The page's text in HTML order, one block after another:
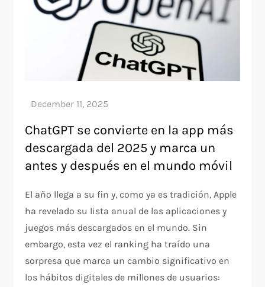
ChatGPT se convierte en la app más
descargada del 2025 y marca un
antes y después en el mundo móvil
El año llega a su fin y, como ya es tradición, Apple
ha revelado su lista anual de las aplicaciones y
juegos más descargados en el mundo. Sin
embargo, esta vez el ranking ha traído una
sorpresa que marca un cambio significativo en
los hábitos digitales de millones de usuarios: